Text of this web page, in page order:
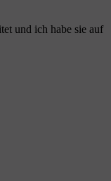
und ich habe sie auf